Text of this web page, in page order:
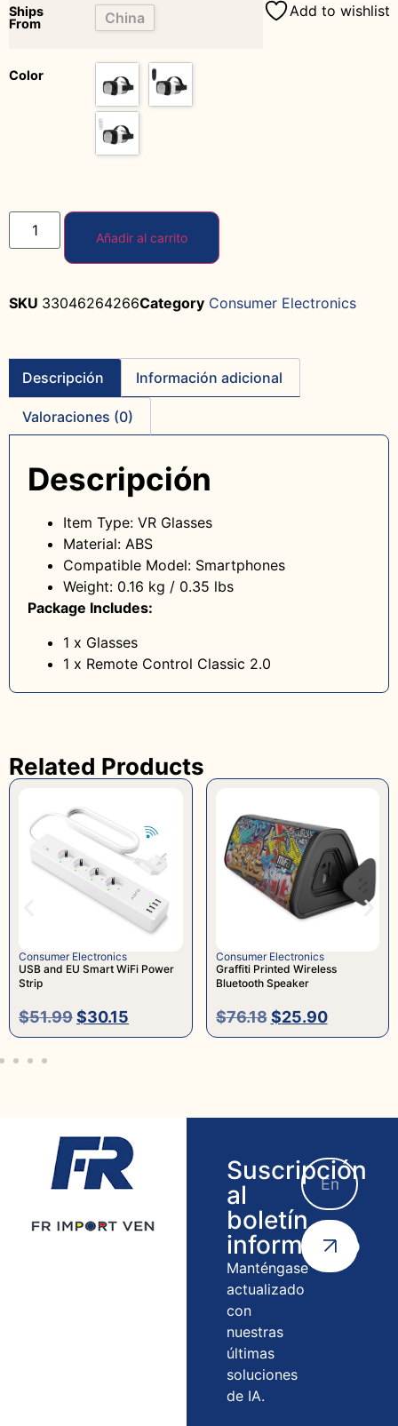
Ships
From
China
Color
Añadir al carrito
Add to wishlist
SKU 33046264266Category Consumer Electronics
Descripción Información adicional
Valoraciones (0)
Descripción
Item Type: VR Glasses
Material: ABS
Compatible Model: Smartphones
Weight: 0.16 kg / 0.35 lbs
Package Includes:
1 x Glasses
1 x Remote Control Classic 2.0
Related Products
WiFi Power
Consumer Electronics
Graffiti Printed Wireless
$76.18 25.90
Consumer
Foldable Design
$32.55
Suscripción
al
boletín
informativo
Manténgase
actualizado
con
nuestras
últimas
soluciones
de IA.